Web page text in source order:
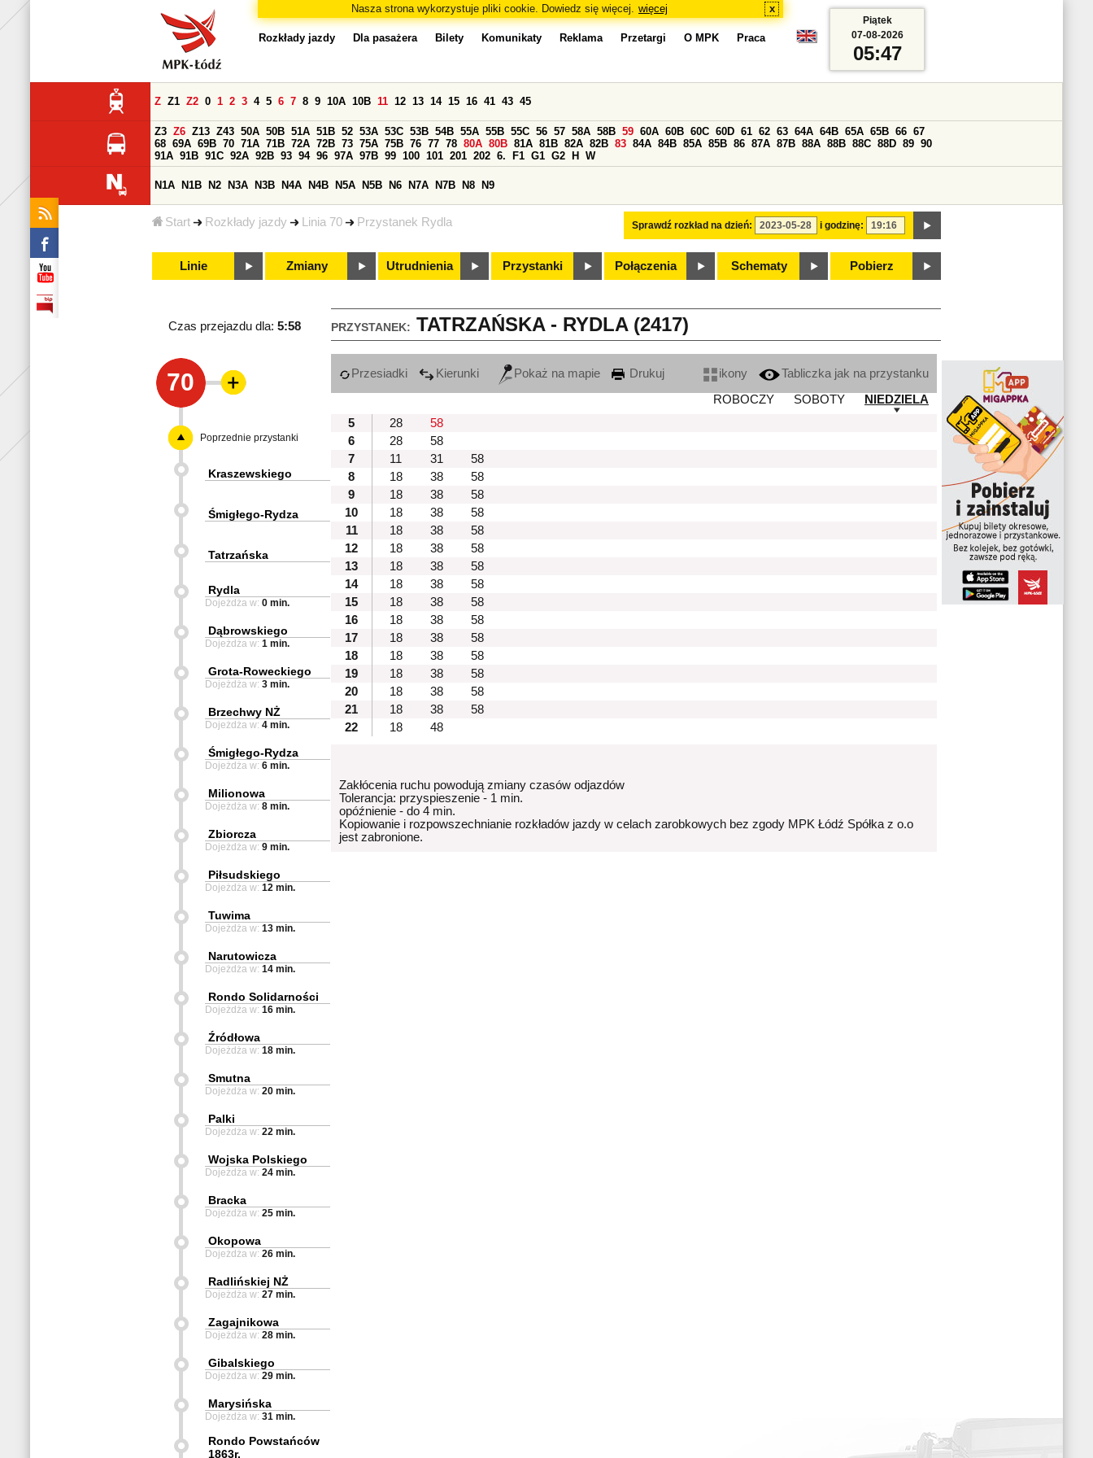
Nasza strona wykorzystuje pliki cookie. Dowiedz się więcej. więcej x
Start Rozkłady jazdy Linia 70 Przystanek Rydla
Rozkłady jazdy Dla pasażera Bilety Komunikaty Reklama Przetargi O MPK Praca
Sprawdź rozkład na dzień: i godzinę:
Z Z1 Z2 0 1 2 3 4 5 6 7 8 9 10A 10B 11 12 13 14 15 16 41 43 45
Z3 Z6 Z13 Z43 50A 50B 51A 51B 52 53A 53C 53B 54B 55A 55B 55C 56 57 58A 58B 59 60A 60B 60C 60D 61 62 63 64A 64B 65A 65B 66 67
68 69A 69B 70 71A 71B 72A 72B 73 75A 75B 76 77 78 80A 80B 81A 81B 82A 82B 83 84A 84B 85A 85B 86 87A 87B 88A 88B 88C 88D 89 90
91A 91B 91C 92A 92B 93 94 96 97A 97B 99 100 101 201 202 6. F1 G1 G2 H W
N1A N1B N2 N3A N3B N4A N4B N5A N5B N6 N7A N7B N8 N9
Linie Zmiany Utrudnienia Przystanki Połączenia Schematy Pobierz
Piątek
07-08-2026
05:47
PRZYSTANEK: TATRZAŃSKA - RYDLA (2417)
Czas przejazdu dla: 5:58
70 Przesiadki Kierunki Pokaż na mapie Drukuj ikony
Tabliczka jak na przystanku
ROBOCZY
SOBOTY
NIEDZIELA
5
28
58
6
28
58
7
11 31
58
8
18 38
58
9
18 38
58
10
18 38
58
11
18 38
58
12
18 38
58
13
18 38
58
14
18 38
58
15
18 38
58
16
18 38
58
17
18 38
58
18
18 38
58
19
18 38
58
20
18 38
58
21
18 38
58
22
18 48
Zakłócenia ruchu powodują zmiany czasów odjazdów
Tolerancja: przyspieszenie - 1 min.
opóźnienie - do 4 min.
Kopiowanie i rozpowszechnianie rozkładów jazdy w celach zarobkowych bez zgody MPK Łódź Spółka z o.o
jest zabronione.
Poprzednie przystanki
Kraszewskiego
Śmigłego-Rydza
Tatrzańska
Rydla
Dojeżdża w: 0 min.
Dąbrowskiego
Dojeżdża w: 1 min.
Grota-Roweckiego
Dojeżdża w: 3 min.
Brzechwy NŻ
Dojeżdża w: 4 min.
Śmigłego-Rydza
Dojeżdża w: 6 min.
Milionowa
Dojeżdża w: 8 min.
Zbiorcza
Dojeżdża w: 9 min.
Piłsudskiego
Dojeżdża w: 12 min.
Tuwima
Dojeżdża w: 13 min.
Narutowicza
Dojeżdża w: 14 min.
Rondo Solidarności
Dojeżdża w: 16 min.
Źródłowa
Dojeżdża w: 18 min.
Smutna
Dojeżdża w: 20 min.
Palki
Dojeżdża w: 22 min.
Wojska Polskiego
Dojeżdża w: 24 min.
Bracka
Dojeżdża w: 25 min.
Okopowa
Dojeżdża w: 26 min.
Radlińskiej NŻ
Dojeżdża w: 27 min.
Zagajnikowa
Dojeżdża w: 28 min.
Gibalskiego
Dojeżdża w: 29 min.
Marysińska
Dojeżdża w: 31 min.
Rondo Powstańców
1863r.